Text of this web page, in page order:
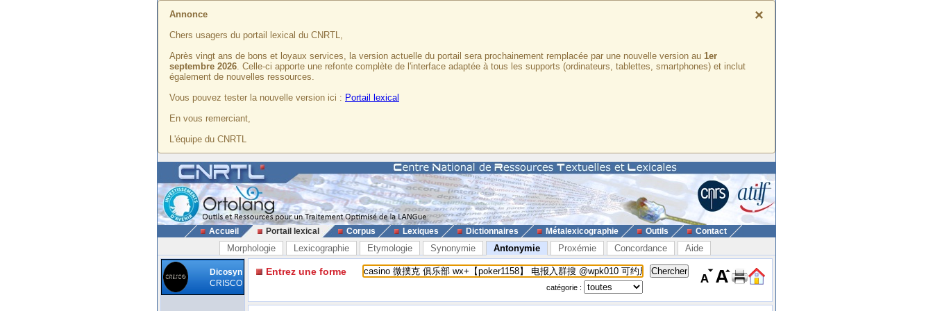
×
Annonce
Chers usagers du portail lexical du CNRTL,
Après vingt ans de bons et loyaux services, la version actuelle du portail sera prochainement remplacée par une nouvelle version au 1er
septembre 2026. Celle-ci apporte une refonte complète de l'interface adaptée à tous les supports (ordinateurs, tablettes, smartphones) et inclut
également de nouvelles ressources.
Vous pouvez tester la nouvelle version ici : Portail lexical
En vous remerciant,
L'équipe du CNRTL
Accueil Portail lexical Corpus Lexiques Dictionnaires Métalexicographie Outils Contact
Morphologie Lexicographie Etymologie Synonymie Antonymie Proxémie Concordance Aide
Dicosyn
CRISCO
Entrez une forme
catégorie :